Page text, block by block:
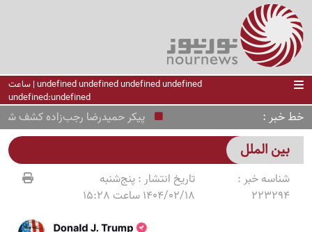
undefined undefined undefined undefined | ساعت
undefined:undefined
خط خبر پیکر حمیدرضا رجب‌زاده کشف شد؛ پای یک زن
بین الملل
شناسه خبر :
223294
تاریخ انتشار :پنج‌شنبه
1404/02/18 ساعت 15:28